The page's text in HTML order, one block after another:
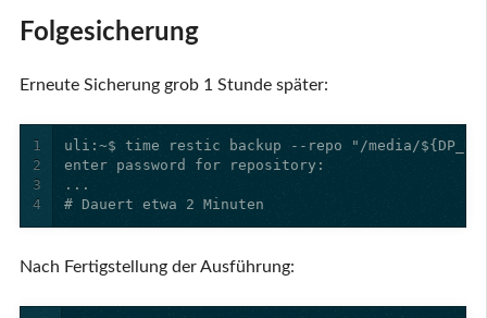
Folgesicherung
Erneute Sicherung grob 1 Stunde später:
1
2
3
4
# Dauert etwa 2 Minuten
Nach Fertigstellung der Ausführung: